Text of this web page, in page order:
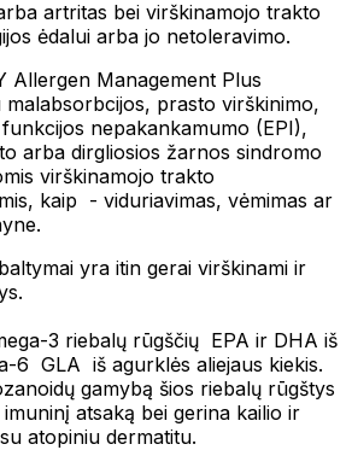
artritas bei virškinamojo trakto
ėdalui arba jo netoleravimo.
Allergen Management Plus
malabsorbcijos, prasto virškinimo,
nepakankamumo (EPI),
arba dirgliosios žarnos sindromo
virškinamojo trakto
kaip - viduriavimas, vėmimas ar
yra itin gerai virškinami ir
3 riebalų rūgščių EPA ir DHA iš
6 GLA iš agurklės aliejaus kiekis.
gamybą šios riebalų rūgštys
atsaką bei gerina kailio ir
atopiniu dermatitu.